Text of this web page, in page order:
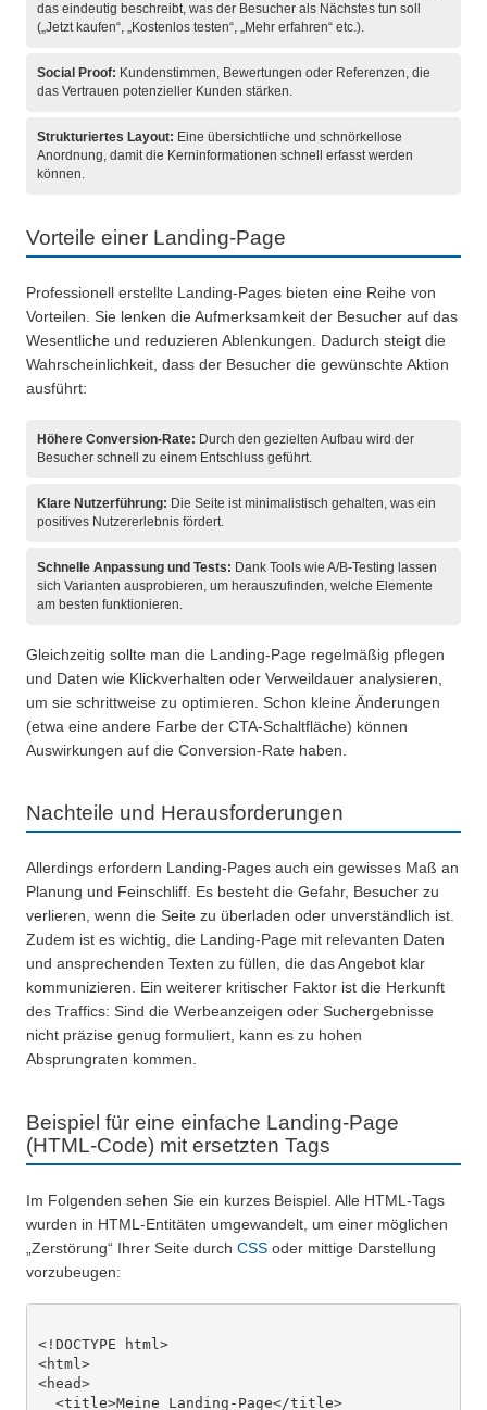
das eindeutig beschreibt, was der Besucher als Nächstes tun soll
(„Jetzt kaufen“, „Kostenlos testen“, „Mehr erfahren“ etc.).
Social Proof: Kundenstimmen, Bewertungen oder Referenzen, die
das Vertrauen potenzieller Kunden stärken.
Strukturiertes Layout: Eine übersichtliche und schnörkellose
Anordnung, damit die Kerninformationen schnell erfasst werden
können.
Vorteile einer Landing-Page
Professionell erstellte Landing-Pages bieten eine Reihe von
Vorteilen. Sie lenken die Aufmerksamkeit der Besucher auf das
Wesentliche und reduzieren Ablenkungen. Dadurch steigt die
Wahrscheinlichkeit, dass der Besucher die gewünschte Aktion
ausführt:
Höhere Conversion-Rate: Durch den gezielten Aufbau wird der
Besucher schnell zu einem Entschluss geführt.
Klare Nutzerführung: Die Seite ist minimalistisch gehalten, was ein
positives Nutzererlebnis fördert.
Schnelle Anpassung und Tests: Dank Tools wie A/B-Testing lassen
sich Varianten ausprobieren, um herauszufinden, welche Elemente
am besten funktionieren.
Gleichzeitig sollte man die Landing-Page regelmäßig pflegen
und Daten wie Klickverhalten oder Verweildauer analysieren,
um sie schrittweise zu optimieren. Schon kleine Änderungen
(etwa eine andere Farbe der CTA-Schaltfläche) können
Auswirkungen auf die Conversion-Rate haben.
Nachteile und Herausforderungen
Allerdings erfordern Landing-Pages auch ein gewisses Maß an
Planung und Feinschliff. Es besteht die Gefahr, Besucher zu
verlieren, wenn die Seite zu überladen oder unverständlich ist.
Zudem ist es wichtig, die Landing-Page mit relevanten Daten
und ansprechenden Texten zu füllen, die das Angebot klar
kommunizieren. Ein weiterer kritischer Faktor ist die Herkunft
des Traffics: Sind die Werbeanzeigen oder Suchergebnisse
nicht präzise genug formuliert, kann es zu hohen
Absprungraten kommen.
Beispiel für eine einfache Landing-Page
(HTML-Code) mit ersetzten Tags
Im Folgenden sehen Sie ein kurzes Beispiel. Alle HTML-Tags
wurden in HTML-Entitäten umgewandelt, um einer möglichen
„Zerstörung“ Ihrer Seite durch CSS oder mittige Darstellung
vorzubeugen:
<!DOCTYPE html>
<html>
<head>